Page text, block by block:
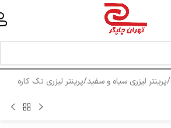
/پرینتر لیزری سیاه و سفید/پرینتر لیزری تک کاره